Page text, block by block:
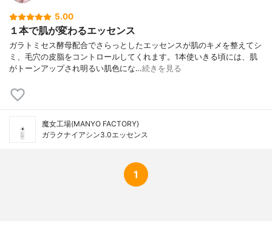
5.00
１本で肌が変わるエッセンス
ガラトミセス酵母配合でさらっとしたエッセンスが肌のキメを整えてシ
ミ、毛穴の皮脂をコントロールしてくれます。1本使いきる頃には、肌
がトーンアップされ明るい肌色にな…続きを見る
魔女工場(MANYO FACTORY)
ガラクナイアシン3.0エッセンス
1